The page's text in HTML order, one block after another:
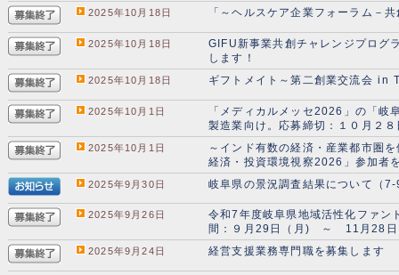
2025年10月18日 「～ヘルスケア企業フォーラム－
2025年10月18日
GIFU新事業共創チャレンジプロ
します！
2025年10月18日 ギフトメイト～第二創業交流会 in
2025年10月1日
「メディカルメッセ2026」の「
製造業向け。応募締切：１０月２
2025年10月1日
～インド有数の経済・産業都市圏
経済・投資環境視察2026」参加者
2025年9月30日 岐阜県の景況調査結果について（
2025年9月26日
令和7年度岐阜県地域活性化ファ
間：９月29日（月) ～ 11月28日
2025年9月24日 経営支援業務専門職を募集します